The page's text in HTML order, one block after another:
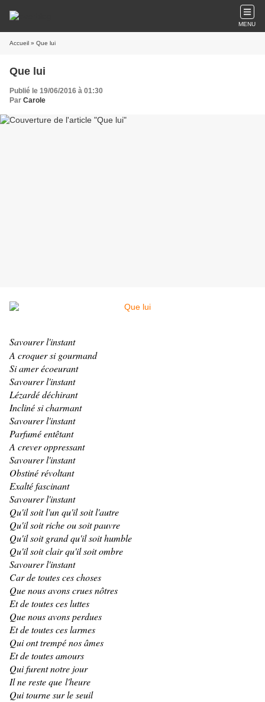
MENU
Accueil » Que lui
Que lui
Publié le 19/06/2016 à 01:30
Par Carole
Savourer l'instant
A croquer si gourmand
Si amer écoeurant
Savourer l'instant
Lézardé déchirant
Incliné si charmant
Savourer l'instant
Parfumé entêtant
A crever oppressant
Savourer l'instant
Obstiné révoltant
Exalté fascinant
Savourer l'instant
Qu'il soit l'un qu'il soit l'autre
Qu'il soit riche ou soit pauvre
Qu'il soit grand qu'il soit humble
Qu'il soit clair qu'il soit ombre
Savourer l'instant
Car de toutes ces choses
Que nous avons crues nôtres
Et de toutes ces luttes
Que nous avons perdues
Et de toutes ces larmes
Qui ont trempé nos âmes
Et de toutes amours
Qui furent notre jour
Il ne reste que l'heure
Qui tourne sur le seuil